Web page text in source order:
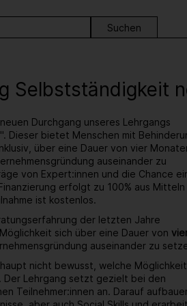
Selbstständigkeit
Durchgang unseres Lehrgangs
Dieser bietet Menschen mit
über eine Dauer von vier
auseinander zu
von Expert:innen und die Chance
erfolgt zu 100% aus Mitteln
ist kostenlos.
der letzten Jahre
sich über eine Dauer von
auseinander zu
nicht bewusst, welche
Lehrgang setzt gezielt bei den
Teilnehmer:innen an. Darauf